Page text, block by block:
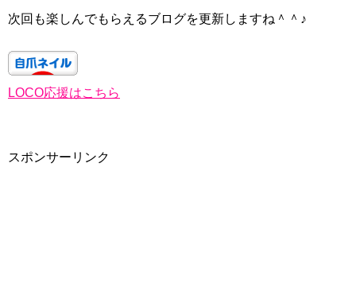
次回も楽しんでもらえるブログを更新しますね＾＾♪
LOCO応援はこちら
スポンサーリンク